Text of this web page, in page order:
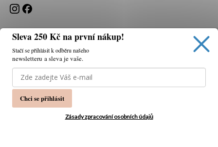
Používáme cookies, abychom vám umožnili pohodlné
prohlížení webu a díky analýze webu neustále zlepšovat
jeho funkce, výkon a použitelnost.
Sleva 250 Kč na první nákup!
Stačí se přihlásit k odběru našeho
newsletteru a sleva je vaše.
Chci se přihlásit
Zásady zpracování osobních údajů